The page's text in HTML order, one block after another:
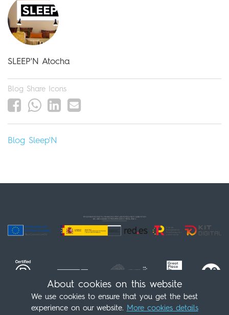
SLEEP'N Atocha
Blog Share Icons
Blog Sleep'N
About cookies on this website
We use cookies to ensure that you get the best
experience on our website. More cookies details